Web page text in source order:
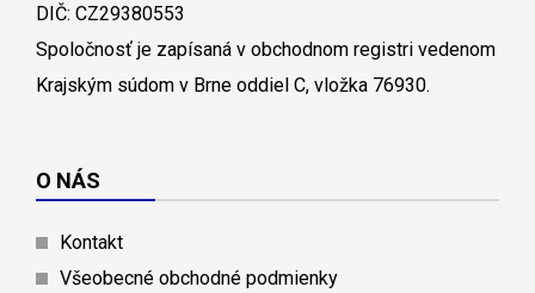
DIČ: CZ29380553
Spoločnosť je zapísaná v obchodnom registri vedenom
Krajským súdom v Brne oddiel C, vložka 76930.
O NÁS
Kontakt
Všeobecné obchodné podmienky